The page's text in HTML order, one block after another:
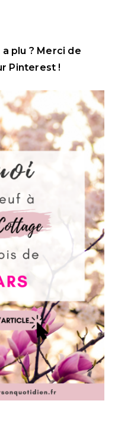
plu ? Merci de
Pinterest !